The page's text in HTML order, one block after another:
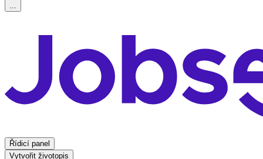
...
Řídicí panel
Vytvořit životopis